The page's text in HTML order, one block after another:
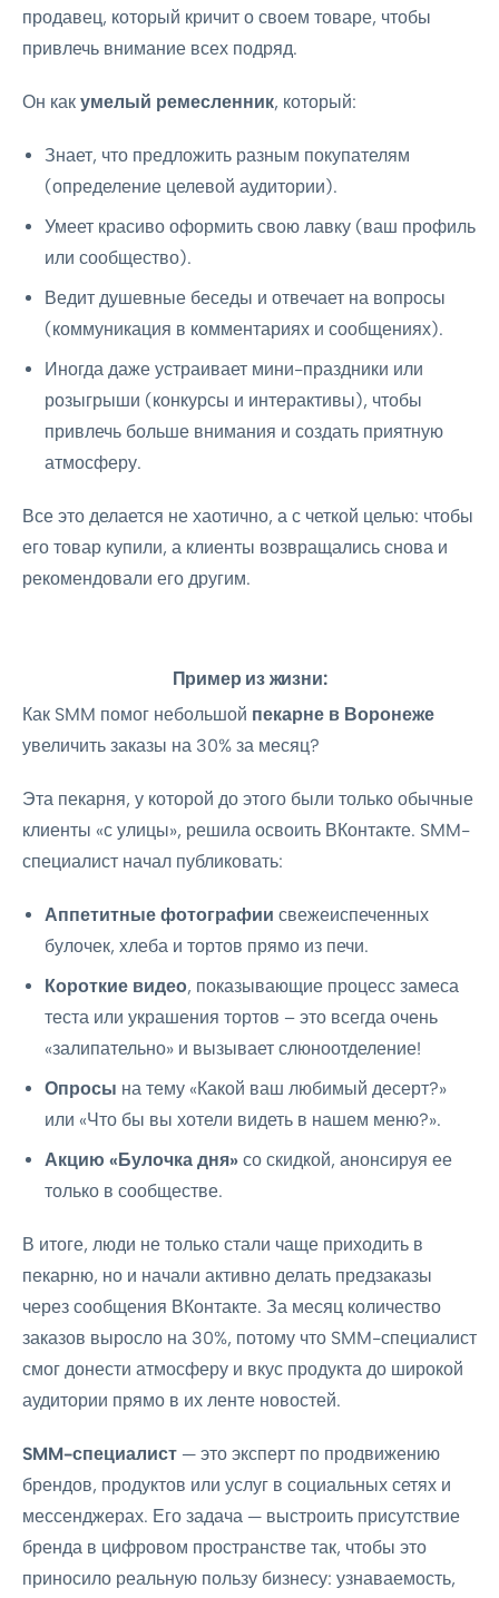
продавец, который кричит о своем товаре, чтобы
привлечь внимание всех подряд.
Он как умелый ремесленник, который:
Знает, что предложить разным покупателям
(определение целевой аудитории).
Умеет красиво оформить свою лавку (ваш профиль
или сообщество).
Ведит душевные беседы и отвечает на вопросы
(коммуникация в комментариях и сообщениях).
Иногда даже устраивает мини-праздники или
розыгрыши (конкурсы и интерактивы), чтобы
привлечь больше внимания и создать приятную
атмосферу.
Все это делается не хаотично, а с четкой целью: чтобы
его товар купили, а клиенты возвращались снова и
рекомендовали его другим.
Пример из жизни:
Как SMM помог небольшой пекарне в Воронеже
увеличить заказы на 30% за месяц?
Эта пекарня, у которой до этого были только обычные
клиенты «с улицы», решила освоить ВКонтакте. SMM-
специалист начал публиковать:
Аппетитные фотографии свежеиспеченных
булочек, хлеба и тортов прямо из печи.
Короткие видео, показывающие процесс замеса
теста или украшения тортов – это всегда очень
«залипательно» и вызывает слюноотделение!
Опросы на тему «Какой ваш любимый десерт?»
или «Что бы вы хотели видеть в нашем меню?».
Акцию «Булочка дня» со скидкой, анонсируя ее
только в сообществе.
В итоге, люди не только стали чаще приходить в
пекарню, но и начали активно делать предзаказы
через сообщения ВКонтакте. За месяц количество
заказов выросло на 30%, потому что SMM-специалист
смог донести атмосферу и вкус продукта до широкой
аудитории прямо в их ленте новостей.
SMM-специалист — это эксперт по продвижению
брендов, продуктов или услуг в социальных сетях и
мессенджерах. Его задача — выстроить присутствие
бренда в цифровом пространстве так, чтобы это
приносило реальную пользу бизнесу: узнаваемость,